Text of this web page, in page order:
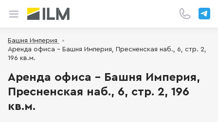
Башня Империя
Аренда офиса - Башня Империя, Пресненская наб., 6, стр. 2,
196 кв.м.
Аренда офиса - Башня Империя,
Пресненская наб., 6, стр. 2, 196
кв.м.